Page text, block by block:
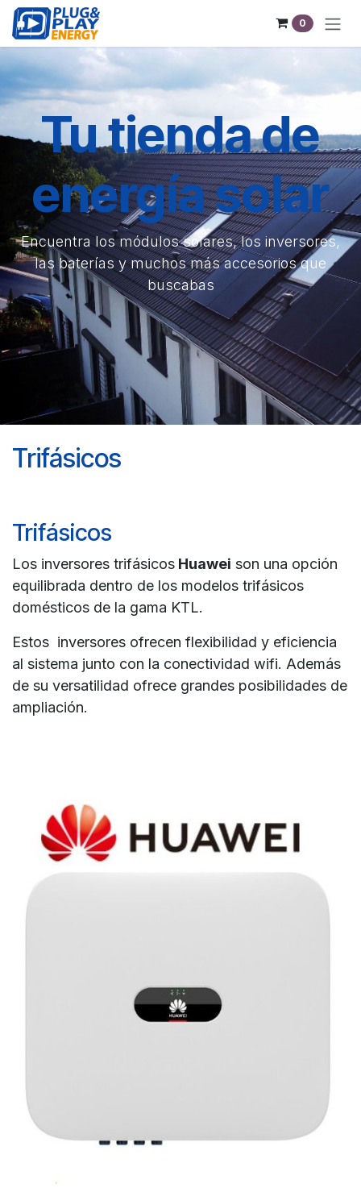
Ir al contenido
0
Tu tienda de
energía solar
Encuentra los módulos solares, los inversores,
las baterías y muchos más accesorios que
buscabas
Trifásicos
Trifásicos
Los inversores trifásicos Huawei son una opción
equilibrada dentro de los modelos trifásicos
domésticos de la gama KTL.
Estos inversores ofrecen flexibilidad y eficiencia
al sistema junto con la conectividad wifi. Además
de su versatilidad ofrece grandes posibilidades de
ampliación.